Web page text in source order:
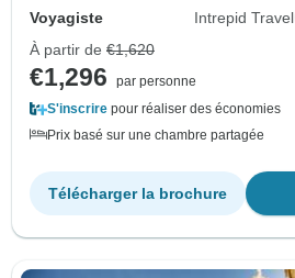
Voyagiste
Intrepid Travel
À partir de €1,620
€1,296
par personne
S'inscrire pour réaliser des économies
Prix basé sur une chambre partagée
Télécharger la brochure